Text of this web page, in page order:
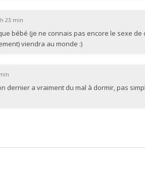
23 min
bébé (je ne connais pas encore le sexe de
viendra au monde :)
dernier a vraiment du mal à dormir, pas